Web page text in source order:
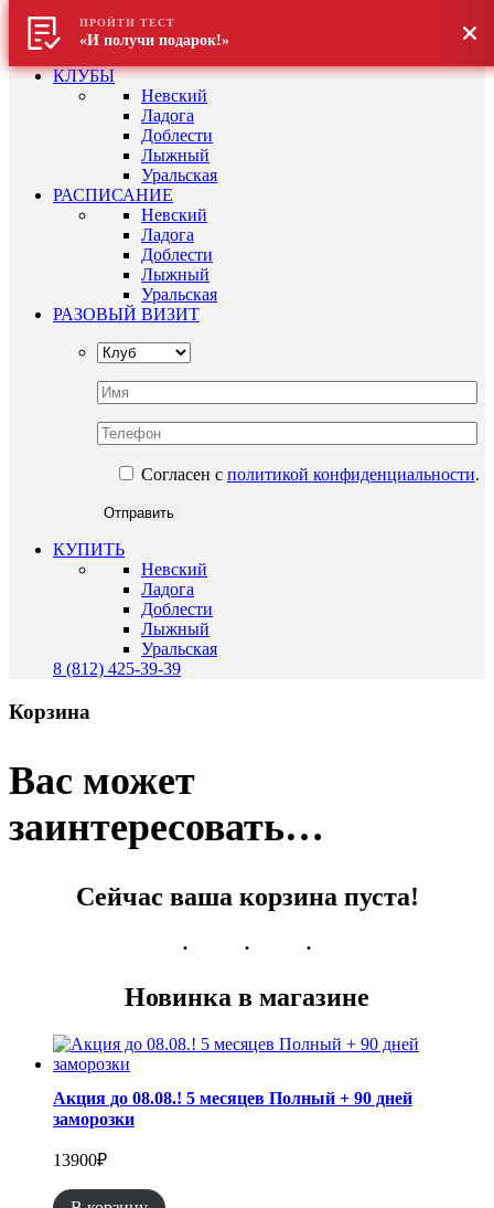
КЛУБЫ
Невский
Ладога
Доблести
Лыжный
Уральская
РАСПИСАНИЕ
Невский
Ладога
Доблести
Лыжный
Уральская
РАЗОВЫЙ ВИЗИТ
Согласен с политикой конфиденциальности.
КУПИТЬ
Невский
Ладога
Доблести
Лыжный
Уральская
8 (812) 425-39-39
Корзина
Вас может
заинтересовать…
Сейчас ваша корзина пуста!
Новинка в магазине
Акция до 08.08.! 5 месяцев Полный + 90 дней
заморозки
13900₽
ПРОЙТИ ТЕСТ
«И получи подарок!»